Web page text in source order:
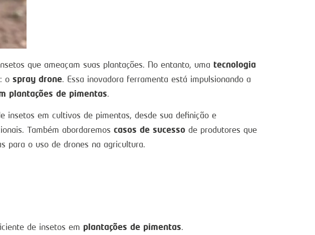
que ameaçam suas plantações. No entanto, uma tecnologia
o spray drone. Essa inovadora ferramenta está impulsionando a
plantações de pimentas.
insetos em cultivos de pimentas, desde sua definição e
Também abordaremos casos de sucesso de produtores que
para o uso de drones na agricultura.
de insetos em plantações de pimentas.